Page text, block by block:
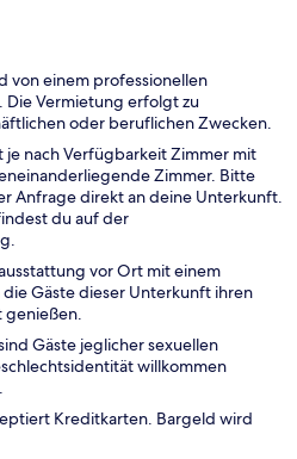
von einem professionellen
Vermietung erfolgt zu
oder beruflichen Zwecken.
nach Verfügbarkeit Zimmer mit
Zimmer. Bitte
Anfrage direkt an deine Unterkunft.
du auf der
vor Ort mit einem
Gäste dieser Unterkunft ihren
genießen.
Gäste jeglicher sexuellen
willkommen
Kreditkarten. Bargeld wird